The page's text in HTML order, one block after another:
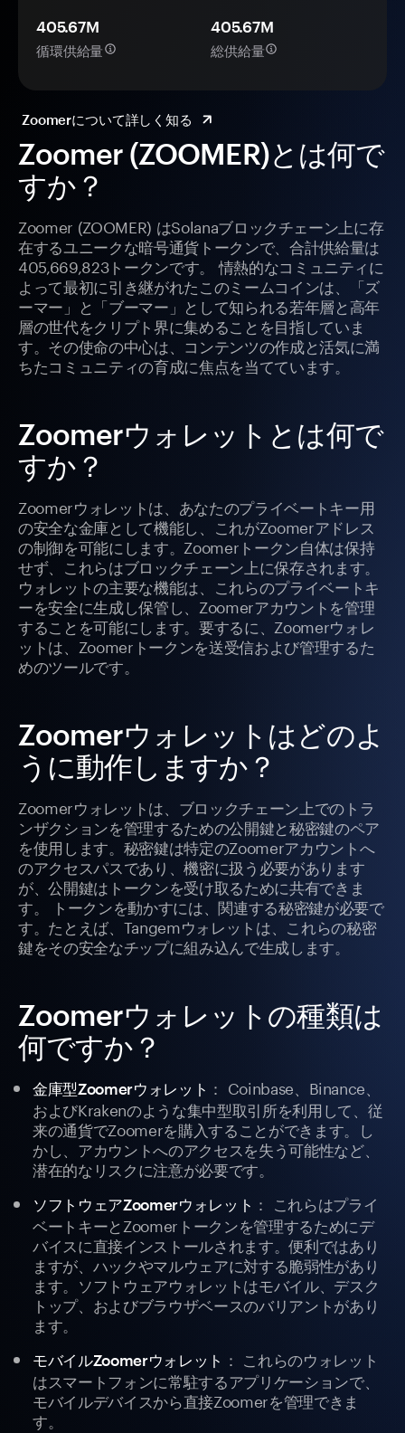
Zoomer (ZOOMER)とは何で
すか？
Zoomer (ZOOMER) はSolanaブロックチェーン上に存
在するユニークな暗号通貨トークンで、合計供給量は
405,669,823トークンです。 情熱的なコミュニティに
よって最初に引き継がれたこのミームコインは、「ズ
ーマー」と「ブーマー」として知られる若年層と高年
層の世代をクリプト界に集めることを目指していま
す。その使命の中心は、コンテンツの作成と活気に満
ちたコミュニティの育成に焦点を当てています。
Zoomerウォレットとは何で
すか？
Zoomerウォレットは、あなたのプライベートキー用
の安全な金庫として機能し、これがZoomerアドレス
の制御を可能にします。Zoomerトークン自体は保持
せず、これらはブロックチェーン上に保存されます。
ウォレットの主要な機能は、これらのプライベートキ
ーを安全に生成し保管し、Zoomerアカウントを管理
することを可能にします。要するに、Zoomerウォレ
ットは、Zoomerトークンを送受信および管理するた
めのツールです。
Zoomerウォレットはどのよ
うに動作しますか？
Zoomerウォレットは、ブロックチェーン上でのトラ
ンザクションを管理するための公開鍵と秘密鍵のペア
を使用します。秘密鍵は特定のZoomerアカウントへ
のアクセスパスであり、機密に扱う必要があります
が、公開鍵はトークンを受け取るために共有できま
す。 トークンを動かすには、関連する秘密鍵が必要で
す。たとえば、Tangemウォレットは、これらの秘密
鍵をその安全なチップに組み込んで生成します。
Zoomerウォレットの種類は
何ですか？
金庫型Zoomerウォレット ： Coinbase、Binance、
およびKrakenのような集中型取引所を利用して、従
来の通貨でZoomerを購入することができます。し
かし、アカウントへのアクセスを失う可能性など、
潜在的なリスクに注意が必要です。
ソフトウェアZoomerウォレット ： これらはプライ
ベートキーとZoomerトークンを管理するためにデ
バイスに直接インストールされます。便利ではあり
ますが、ハックやマルウェアに対する脆弱性があり
ます。ソフトウェアウォレットはモバイル、デスク
トップ、およびブラウザベースのバリアントがあり
ます。
モバイルZoomerウォレット ： これらのウォレット
はスマートフォンに常駐するアプリケーションで、
モバイルデバイスから直接Zoomerを管理できま
す。
405.67M
循環供給量
405.67M
総供給量
Zoomerについて詳しく知る